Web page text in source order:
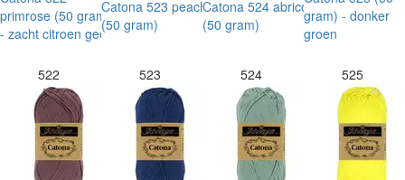
522 523 524 525